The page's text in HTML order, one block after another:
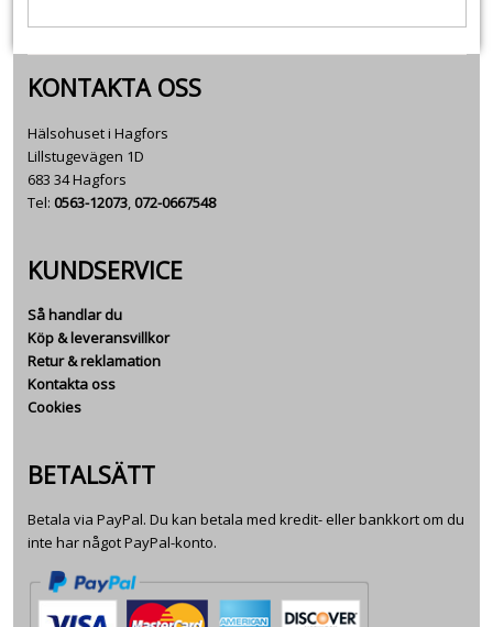
KONTAKTA OSS
Hälsohuset i Hagfors
Lillstugevägen 1D
683 34 Hagfors
Tel: 0563-12073,072-0667548
KUNDSERVICE
Så handlar du
Köp & leveransvillkor
Retur & reklamation
Kontakta oss
Cookies
BETALSÄTT
Betala via PayPal. Du kan betala med kredit- eller bankkort om du
inte har något PayPal-konto.